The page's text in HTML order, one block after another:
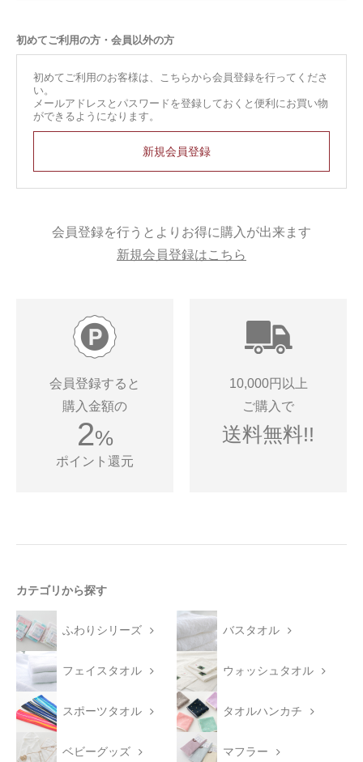
初めてご利用の方・会員以外の方
初めてご利用のお客様は、こちらから会員登録を行ってくださ
い。
メールアドレスとパスワードを登録しておくと便利にお買い物
ができるようになります。
会員登録を行うとよりお得に購入が出来ます
新規会員登録はこちら
会員登録すると
購入金額の
2%
ポイント還元
10,000円以上
ご購入で
送料無料!!
カテゴリから探す
ふわりシリーズ バスタオル
フェイスタオル ウォッシュタオル
スポーツタオル タオルハンカチ
ベビーグッズ マフラー